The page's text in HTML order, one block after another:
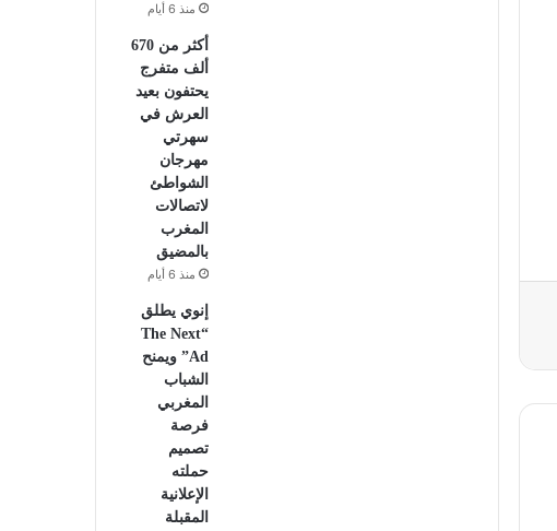
منذ 6 أيام
أكثر من 670
ألف متفرج
يحتفون بعيد
العرش في
سهرتي
مهرجان
الشواطئ
لاتصالات
المغرب
بالمضيق
منذ 6 أيام
إنوي يطلق
“The Next
Ad” ويمنح
الشباب
المغربي
فرصة
تصميم
حملته
الإعلانية
المقبلة